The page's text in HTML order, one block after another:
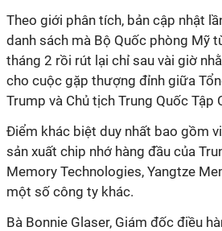
Theo giới phân tích, bản cập nhật
danh sách mà Bộ Quốc phòng Mỹ
tháng 2 rồi rút lại chỉ sau vài giờ
cho cuộc gặp thượng đỉnh giữa
Trump và Chủ tịch Trung Quốc Tập
Điểm khác biệt duy nhất bao gồm
sản xuất chip nhớ hàng đầu của
Memory Technologies, Yangtze
một số công ty khác.
Bà Bonnie Glaser, Giám đốc điều